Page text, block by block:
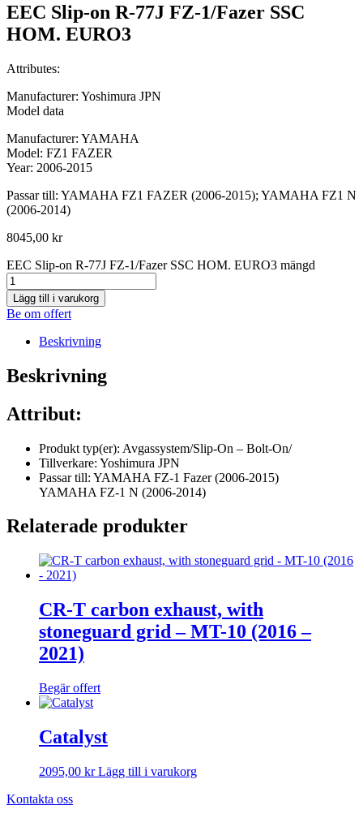
EEC Slip-on R-77J FZ-1/Fazer SSC
HOM. EURO3
Attributes:
Manufacturer: Yoshimura JPN
Model data
Manufacturer: YAMAHA
Model: FZ1 FAZER
Year: 2006-2015
Passar till: YAMAHA FZ1 FAZER (2006-2015); YAMAHA FZ1 N
(2006-2014)
8045,00 kr
EEC Slip-on R-77J FZ-1/Fazer SSC HOM. EURO3 mängd
Lägg till i varukorg
Be om offert
Beskrivning
Beskrivning
Attribut:
Produkt typ(er): Avgassystem/Slip-On – Bolt-On/
Tillverkare: Yoshimura JPN
Passar till: YAMAHA FZ-1 Fazer (2006-2015)
YAMAHA FZ-1 N (2006-2014)
Relaterade produkter
CR-T carbon exhaust, with
stoneguard grid – MT-10 (2016 –
2021)
Begär offert
Catalyst
2095,00 kr Lägg till i varukorg
Kontakta oss